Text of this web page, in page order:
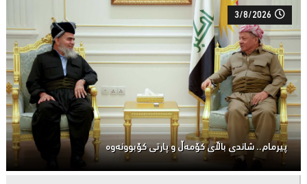
3/8/2026
پیرمام.. شاندی باڵای كۆمه‌ڵ و پارتی كۆبوونه‌وه‌